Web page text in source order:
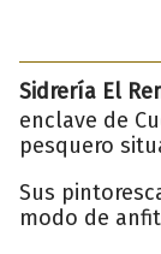
Sidrería El
enclave de
pesquero
Sus
modo de